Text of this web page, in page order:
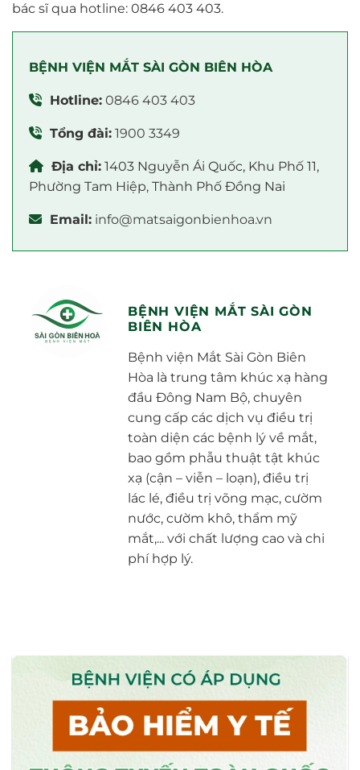
bác sĩ qua hotline: 0846 403 403.
BỆNH VIỆN MẮT SÀI GÒN BIÊN HÒA
Hotline: 0846 403 403
Tổng đài: 1900 3349
Địa chỉ: 1403 Nguyễn Ái Quốc, Khu Phố 11,
Phường Tam Hiệp, Thành Phố Đồng Nai
Email: info@matsaigonbienhoa.vn
BỆNH VIỆN MẮT SÀI GÒN
BIÊN HÒA
Bệnh viện Mắt Sài Gòn Biên
Hòa là trung tâm khúc xạ hàng
đầu Đông Nam Bộ, chuyên
cung cấp các dịch vụ điều trị
toàn diện các bệnh lý về mắt,
bao gồm phẫu thuật tật khúc
xạ (cận – viễn – loạn), điều trị
lác lé, điều trị võng mạc, cườm
nước, cườm khô, thẩm mỹ
mắt,... với chất lượng cao và chi
phí hợp lý.